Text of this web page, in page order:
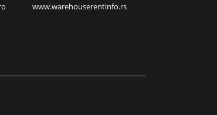
www.warehouserentinfo.rs